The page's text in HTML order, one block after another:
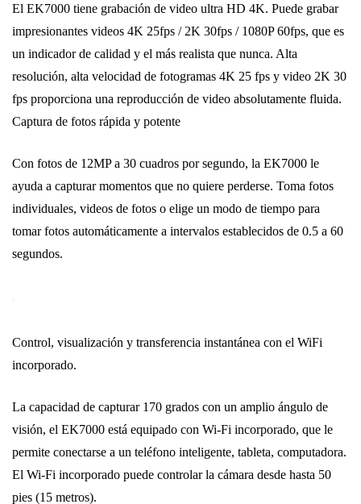
El EK7000 tiene grabación de video ultra HD 4K. Puede grabar
impresionantes videos 4K 25fps / 2K 30fps / 1080P 60fps, que es
un indicador de calidad y el más realista que nunca. Alta
resolución, alta velocidad de fotogramas 4K 25 fps y video 2K 30
fps proporciona una reproducción de video absolutamente fluida.
Captura de fotos rápida y potente
Con fotos de 12MP a 30 cuadros por segundo, la EK7000 le
ayuda a capturar momentos que no quiere perderse. Toma fotos
individuales, videos de fotos o elige un modo de tiempo para
tomar fotos automáticamente a intervalos establecidos de 0.5 a 60
segundos.
Control, visualización y transferencia instantánea con el WiFi
incorporado.
La capacidad de capturar 170 grados con un amplio ángulo de
visión, el EK7000 está equipado con Wi-Fi incorporado, que le
permite conectarse a un teléfono inteligente, tableta, computadora.
El Wi-Fi incorporado puede controlar la cámara desde hasta 50
pies (15 metros).